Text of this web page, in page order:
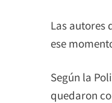
Las autores
ese
Según la
quedaron